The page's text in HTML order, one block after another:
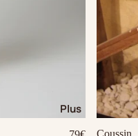
Plus
Coussin